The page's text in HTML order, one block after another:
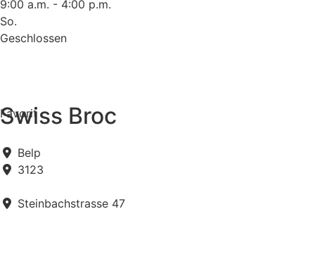
9:00 a.m. - 4:00 p.m.
So.
Geschlossen
Favorit
Swiss Broc
Belp
3123
Steinbachstrasse 47